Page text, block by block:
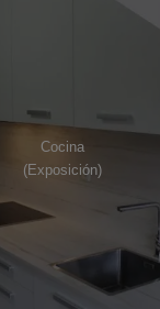
Cocina
(Exposición)